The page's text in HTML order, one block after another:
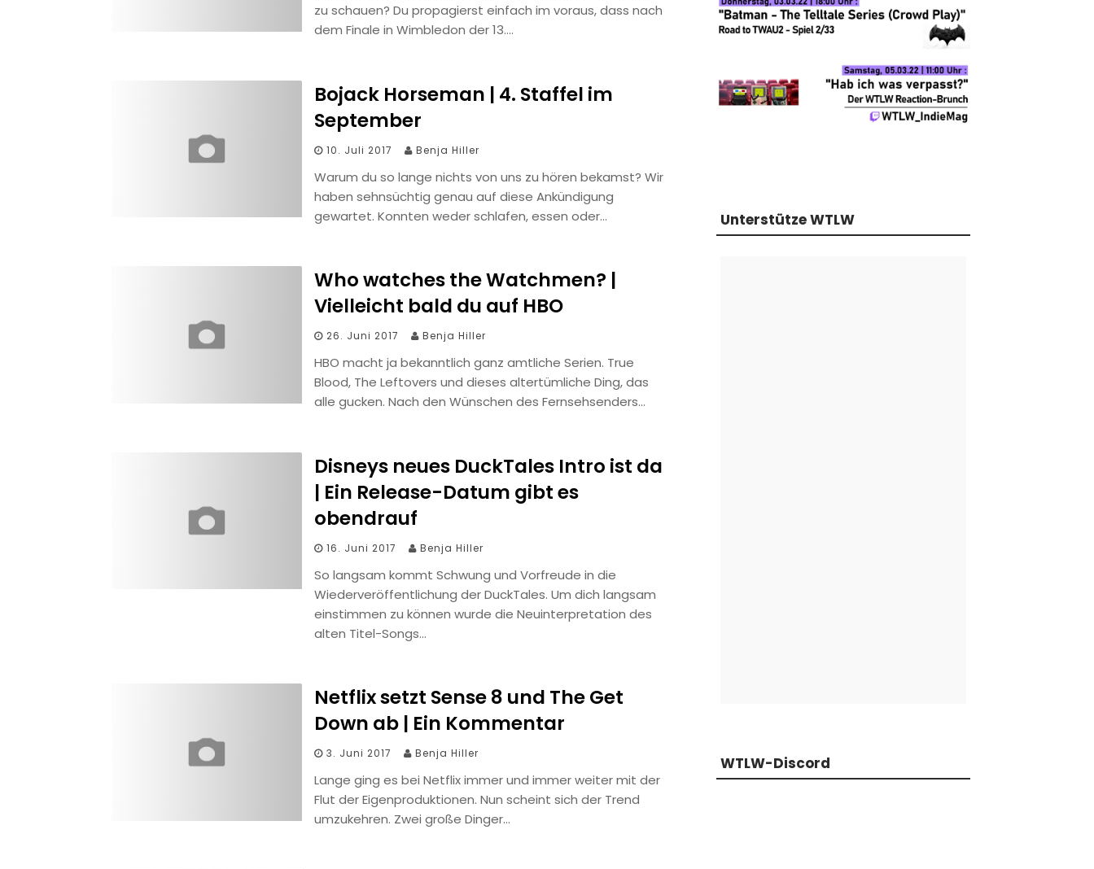
zu schauen? Du propagierst einfach im voraus, dass nach
dem Finale in Wimbledon der 13….
Bojack Horseman | 4. Staffel im
September
10. Juli 2017 Benja Hiller
Warum du so lange nichts von uns zu hören bekamst? Wir
haben sehnsüchtig genau auf diese Ankündigung
gewartet. Konnten weder schlafen, essen oder…
Who watches the Watchmen? |
Vielleicht bald du auf HBO
26. Juni 2017 Benja Hiller
HBO macht ja bekanntlich ganz amtliche Serien. True
Blood, The Leftovers und dieses altertümliche Ding, das
alle gucken. Nach den Wünschen des Fernsehsenders…
Disneys neues DuckTales Intro ist da
| Ein Release-Datum gibt es
obendrauf
16. Juni 2017 Benja Hiller
So langsam kommt Schwung und Vorfreude in die
Wiederveröffentlichung der DuckTales. Um dich langsam
einstimmen zu können wurde die Neuinterpretation des
alten Titel-Songs…
Netflix setzt Sense 8 und The Get
Down ab | Ein Kommentar
3. Juni 2017 Benja Hiller
Lange ging es bei Netflix immer und immer weiter mit der
Flut der Eigenproduktionen. Nun scheint sich der Trend
umzukehren. Zwei große Dinger…
Unterstütze WTLW
WTLW-Discord